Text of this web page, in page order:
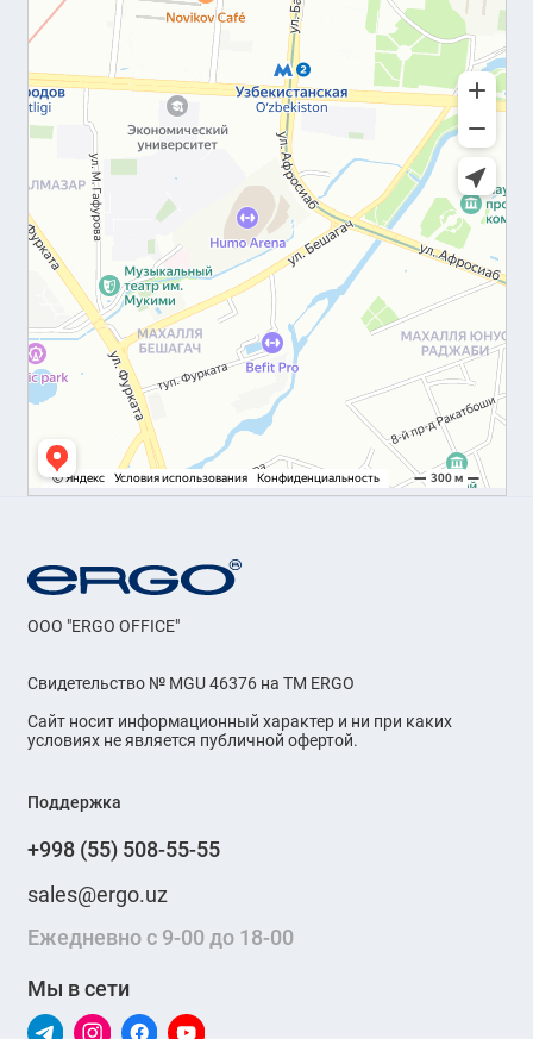
OOO "ERGO OFFICE"
Свидетельство № MGU 46376 на ТМ ERGO
Сайт носит информационный характер и ни при каких
условиях не является публичной офертой.
Поддержка
+998 (55) 508-55-55
sales@ergo.uz
Ежедневно с 9-00 до 18-00
Мы в сети